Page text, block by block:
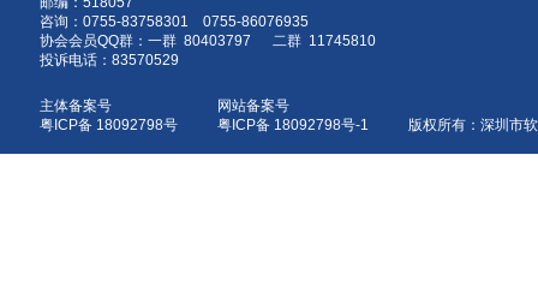
咨询：0755-83758301 0755-86076935
协会会员QQ群：一群 80403797 二群 11745810
投诉电话：83570529
主体备案号
粤ICP备 18092798号
网站备案号
粤ICP备 18092798号-1 版权所有：深圳市软